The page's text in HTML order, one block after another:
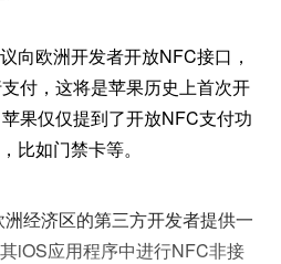
向欧洲开发者开放NFC接口，
付，这将是苹果历史上首次开
果仅仅提到了开放NFC支付功
比如门禁卡等。
经济区的第三方开发者提供一
iOS应用程序中进行NFC非接